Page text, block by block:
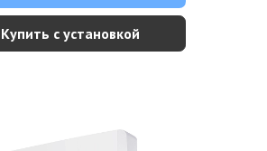
Купить с установкой